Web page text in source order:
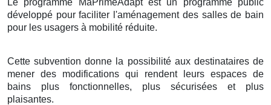
développé pour faciliter l'aménagement des salles de bain
pour les usagers à mobilité réduite.
Cette subvention donne la possibilité aux destinataires de
mener des modifications qui rendent leurs espaces de
bains plus fonctionnelles, plus sécurisées et plus
plaisantes.